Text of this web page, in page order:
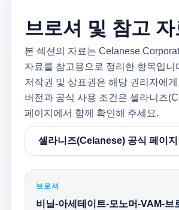
브로셔 및 참고 자
본 섹션의 자료는 Celanese
자료를 참고용으로 정리한 항목입니
저작권 및 상표권은 해당 권리자에
버전과 공식 사용 조건은 셀라니즈
페이지에서 함께 확인해 주세요.
셀라니즈(Celanese) 공식 페이지
브로셔
비닐-아세테이트-모노머-VAM-브